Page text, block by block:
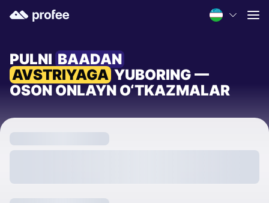
PULNI BAADAN
AVSTRIYAGA YUBORING —
OSON ONLAYN O‘TKAZMALAR